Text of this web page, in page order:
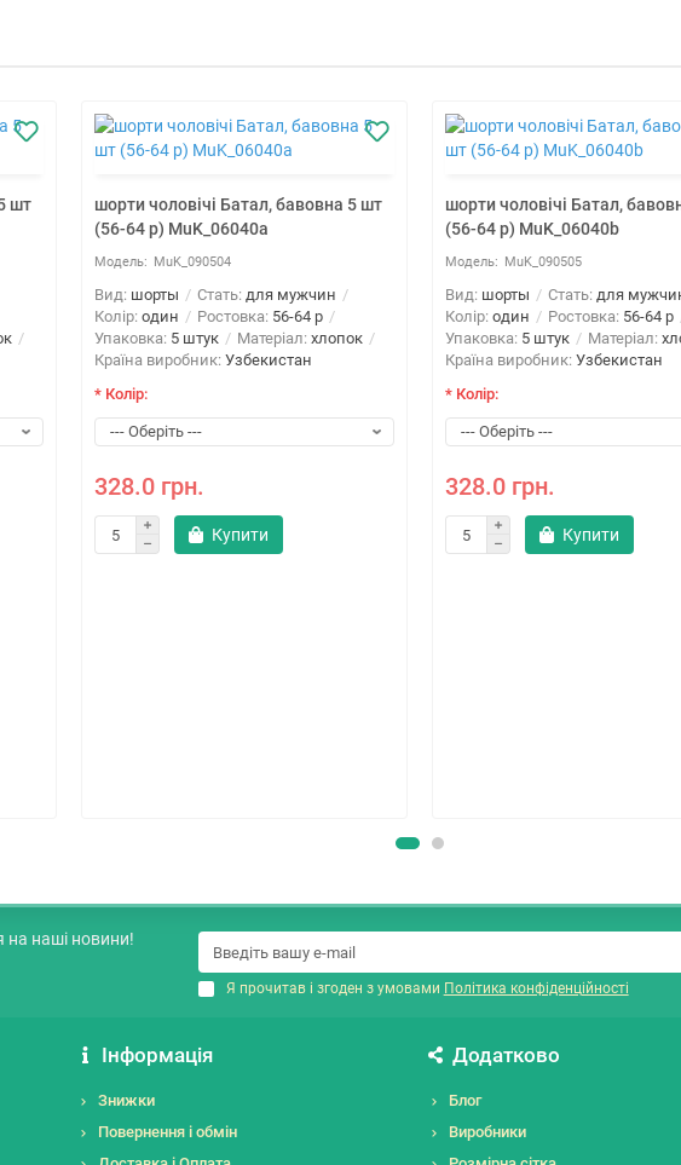
шт
шорти чоловічі Батал, бавовна 5 шт
(56-64 р) MuK_06040a
MuK_090504
Вид: шорты Стать: для мужчин
Колір: один Ростовка: 56-64 р
Упаковка: 5 штук Матеріал: хлопок
Країна виробник: Узбекистан
* Колір:
328.0 грн.
Купити
шорти чоловічі Батал,
(56-64 р) MuK_06040b
MuK_090505
Вид: шорты Стать: для
Колір: один Ростовка: 56-64 р
Упаковка: 5 штук Матеріал:
Країна виробник: Узбекистан
* Колір:
328.0 грн.
Купити
на наші новини!
Я прочитав і згоден з умовами Політика конфіденційності
Інформація
Знижки
Повернення і обмін
Додатково
Блог
Виробники